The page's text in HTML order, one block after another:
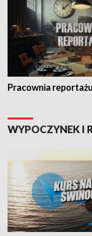
Pracownia reportażu
WYPOCZYNEK I